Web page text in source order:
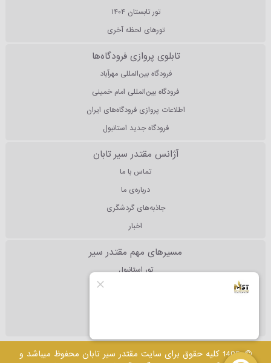
تور تابستان ۱۴۰۴
تورهای لحظه آخری
تابلوی پروازی فرودگاه‌ها
فرودگاه بین‌المللی مهرآباد
فرودگاه بین‌المللی امام خمینی
اطلاعات پروازی فرودگاه‌های ایران
فرودگاه جدید استانبول
آژانس مقتدر سیر تابان
تماس با ما
درباره‌ی ما
جاذبه‌های گردشگری
اخبار
مسیرهای مهم مقتدر سیر
تور استانبول
1405 کلیه حقوق برای سایت مقتدر سیر تابان محفوظ میباشد و